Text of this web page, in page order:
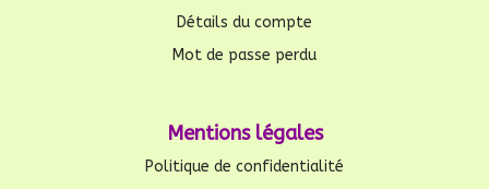
Détails du compte
Mot de passe perdu
Mentions légales
Politique de confidentialité